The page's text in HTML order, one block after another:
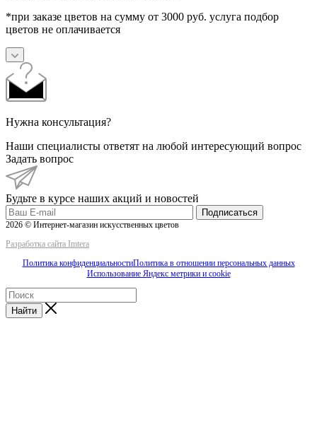
*при заказе цветов на сумму от 3000 руб. услуга подбор
цветов не оплачивается
Нужна консультация?
Наши специалисты ответят на любой интересующий вопрос
Задать вопрос
Будьте в курсе наших акций и новостей
Подписаться
2026 © Интернет-магазин искусственных цветов
Разработка сайта Imtera
Политика конфиденциальностиПолитика в отношении персональных данных
Использование Яндекс метрики и cookie
Найти